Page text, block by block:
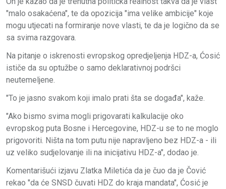
"malo osakaćena", te da opozicija "ima velike ambicije" koje
mogu utjecati na formiranje nove vlasti, te da je logično da se
sa svima razgovara.
Na pitanje o iskrenosti evropskog opredjeljenja HDZ-a, Ćosić
ističe da su optužbe o samo deklarativnoj podršci
neutemeljene.
"To je jasno svakom koji imalo prati šta se događa", kaže.
"Ako bismo svima mogli prigovarati kalkulacije oko
evropskog puta Bosne i Hercegovine, HDZ-u se to ne moglo
prigovoriti. Ništa na tom putu nije napravljeno bez HDZ-a - ili
uz veliko sudjelovanje ili na inicijativu HDZ-a", dodao je.
Komentarišući izjavu Zlatka Miletića da je čuo da je Čović
rekao "da će SNSD čuvati HDZ do kraja mandata", Ćosić je